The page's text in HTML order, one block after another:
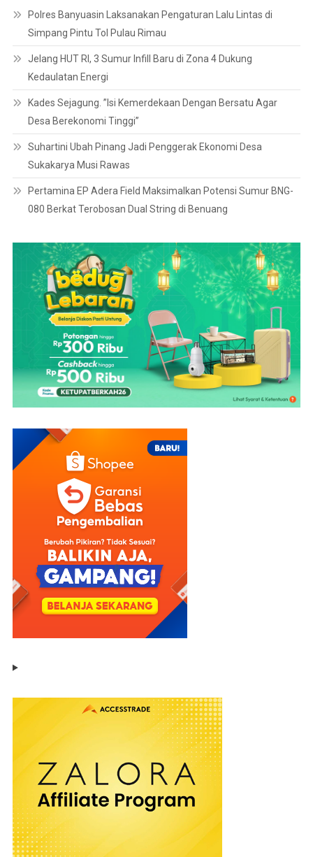
Polres Banyuasin Laksanakan Pengaturan Lalu Lintas di
Simpang Pintu Tol Pulau Rimau
Jelang HUT RI, 3 Sumur Infill Baru di Zona 4 Dukung
Kedaulatan Energi
Kades Sejagung. ”Isi Kemerdekaan Dengan Bersatu Agar
Desa Berekonomi Tinggi”
Suhartini Ubah Pinang Jadi Penggerak Ekonomi Desa
Sukakarya Musi Rawas
Pertamina EP Adera Field Maksimalkan Potensi Sumur BNG-
080 Berkat Terobosan Dual String di Benuang